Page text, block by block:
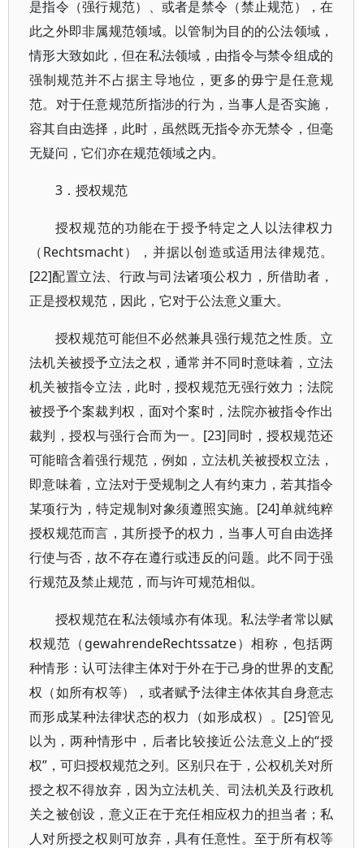
是指令（强行规范）、或者是禁令（禁止规范），在
此之外即非属规范领域。以管制为目的的公法领域，
情形大致如此，但在私法领域，由指令与禁令组成的
强制规范并不占据主导地位，更多的毋宁是任意规
范。对于任意规范所指涉的行为，当事人是否实施，
容其自由选择，此时，虽然既无指令亦无禁令，但毫
无疑问，它们亦在规范领域之内。
3．授权规范
授权规范的功能在于授予特定之人以法律权力
（Rechtsmacht），并据以创造或适用法律规范。
[22]配置立法、行政与司法诸项公权力，所借助者，
正是授权规范，因此，它对于公法意义重大。
授权规范可能但不必然兼具强行规范之性质。立
法机关被授予立法之权，通常并不同时意味着，立法
机关被指令立法，此时，授权规范无强行效力；法院
被授予个案裁判权，面对个案时，法院亦被指令作出
裁判，授权与强行合而为一。[23]同时，授权规范还
可能暗含着强行规范，例如，立法机关被授权立法，
即意味着，立法对于受规制之人有约束力，若其指令
某项行为，特定规制对象须遵照实施。[24]单就纯粹
授权规范而言，其所授予的权力，当事人可自由选择
行使与否，故不存在遵行或违反的问题。此不同于强
行规范及禁止规范，而与许可规范相似。
授权规范在私法领域亦有体现。私法学者常以赋
权规范（gewahrendeRechtssatze）相称，包括两
种情形：认可法律主体对于外在于己身的世界的支配
权（如所有权等），或者赋予法律主体依其自身意志
而形成某种法律状态的权力（如形成权）。[25]管见
以为，两种情形中，后者比较接近公法意义上的“授
权”，可归授权规范之列。区别只在于，公权机关对所
授之权不得放弃，因为立法机关、司法机关及行政机
关之被创设，意义正在于充任相应权力的担当者；私
人对所授之权则可放弃，具有任意性。至于所有权等